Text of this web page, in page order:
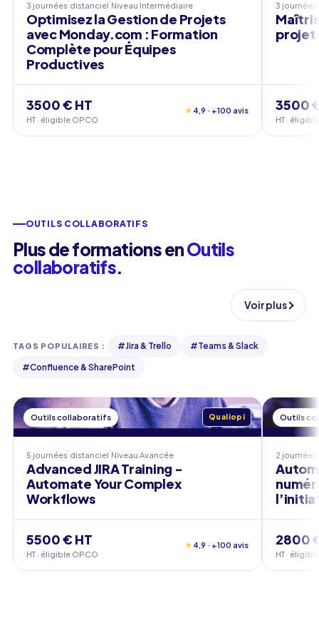
3 journées distanciel Niveau Intermédiaire
Optimisez la Gestion de Projets
avec Monday.com : Formation
Complète pour Équipes
Productives
3500 € HT
HT · éligible OPCO
★ 4,9 · +100 avis
3 journées
3500
HT ·
OUTILS COLLABORATIFS
Plus de formations enOutils
collaboratifs.
Voir plus
TAGS POPULAIRES : #Jira & Trello #Teams & Slack
#Confluence & SharePoint
Outils collaboratifs Qualiopi
5 journées distanciel Niveau Avancée
Advanced JIRA Training -
Automate Your Complex
Workflows
5500 € HT
HT · éligible OPCO
★ 4,9 · +100 avis
Outils
2 journées
2800
HT ·